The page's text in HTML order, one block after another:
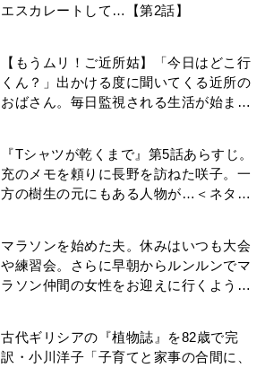
エスカレートして…【第2話】
【もうムリ！ご近所姑】「今日はどこ行
くん？」出かける度に聞いてくる近所の
おばさん。毎日監視される生活が始ま
『Tシャツが乾くまで』第5話あらすじ。
充のメモを頼りに長野を訪ねた咲子。一
方の樹生の元にもある人物が…＜ネタバ
マラソンを始めた夫。休みはいつも大会
や練習会。さらに早朝からルンルンでマ
ラソン仲間の女性をお迎えに行くように
古代ギリシアの『植物誌』を82歳で完
訳・小川洋子「子育てと家事の合間に、